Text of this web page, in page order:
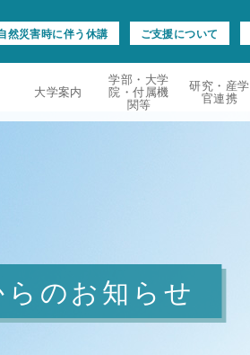
然災害時に伴う休講 ご支援について
大学案内
学部・大学
院・付属機
関等
研究・産学
官連携
のお知らせ